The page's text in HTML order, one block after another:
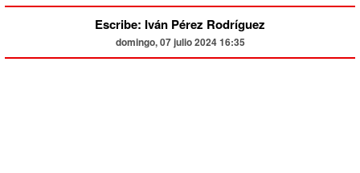
Escribe: Iván Pérez Rodríguez
domingo, 07 julio 2024 16:35